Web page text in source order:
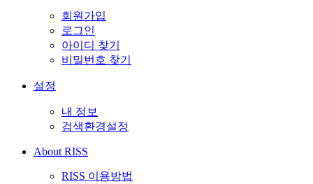
회원가입
로그인
아이디 찾기
비밀번호 찾기
설정
내 정보
검색환경설정
About RISS
RISS 이용방법